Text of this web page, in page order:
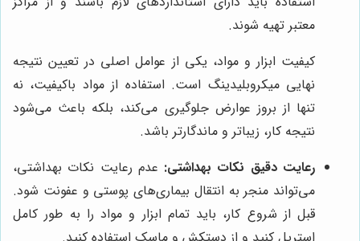
معتبر تهیه شوند.
کیفیت ابزار و مواد، یکی از عوامل اصلی در تعیین نتیجه
نهایی میکروبلیدینگ است. استفاده از مواد باکیفیت، نه
تنها از بروز عوارض جلوگیری می‌کند، بلکه باعث می‌شود
نتیجه کار، زیباتر و ماندگارتر باشد.
رعایت دقیق نکات بهداشتی: عدم رعایت نکات بهداشتی،
می‌تواند منجر به انتقال بیماری‌های پوستی و عفونت شود.
قبل از شروع کار، باید تمام ابزار و مواد را به طور کامل